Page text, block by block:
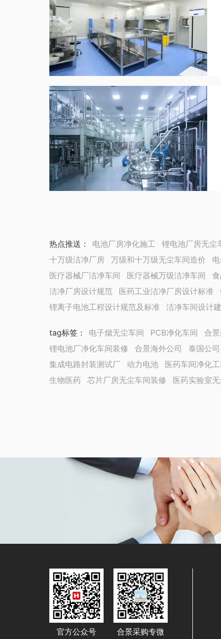
热点推送： 电池厂房净化施工
锂电池厂房无尘
十万级洁净厂房
万级和十万级无尘车间造价
医疗器械厂洁净车间
医疗器械万级洁净车间
洁净厂房设计规范
医药工业洁净厂房设计标准
锂离子电池工程设计规范及标准
洁净车间设计
tag标签 ： 电子烟无尘车间 PCB净化车间
合
锂电池厂净化车间装修
合景海外公司
泰国公司
集成电路封装测试厂
动力电池
医药车间净化
生物医药
芯片厂房无尘车间装修 医药实验室
官方公众号 合景采购专微